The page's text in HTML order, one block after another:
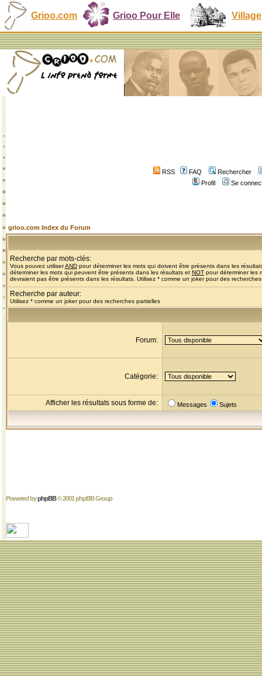
Grioo.com Grioo Pour Elle Village
RSS FAQ
Rechercher
Profil
Se
grioo.com Index du Forum
Recherche par mots-clés:
Vous pouvez utiliserAND pour déterminer les mots qui doivent être présents dans les
déterminer les mots qui peuvent être présents dans les résultats et NOT pour déterminer les
devraient pas être présents dans les résultats. Utilisez * comme un joker pour des
Recherche par auteur:
Utilisez * comme un joker pour des recherches partielles
Forum:
Catégorie:
Afficher les résultats sous forme de: Messages Sujets
Powered byphpBB© 2001 phpBB Group